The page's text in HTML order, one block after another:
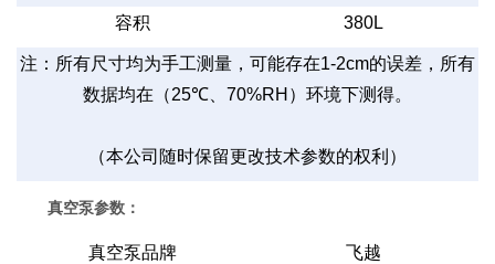
容积 380L
注：所有尺寸均为手工测量，可能存在1-2cm的误差，所有
数据均在（25℃、 70%RH ）环境下测得。
（本公司随时保留更改技术参数的权利）
真空泵参数：
真空泵品牌 飞越